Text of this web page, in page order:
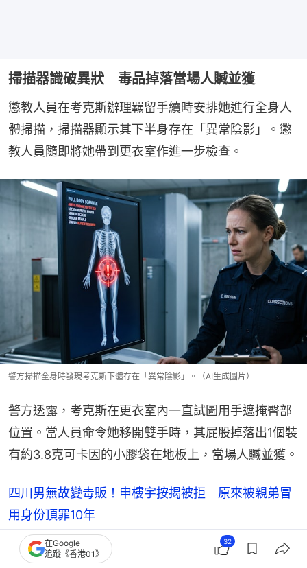
掃描器識破異狀 毒品掉落當場人贓並獲
懲教人員在考克斯辦理羈留手續時安排她進行全身人
體掃描，掃描器顯示其下半身存在「異常陰影」。懲
教人員隨即將她帶到更衣室作進一步檢查。
警方掃描全身時發現考克斯下體存在「異常陰影」。（AI生成圖片）
警方透露，考克斯在更衣室內一直試圖用手遮掩臀部
位置。當人員命令她移開雙手時，其屁股掉落出1個裝
有約3.8克可卡因的小膠袋在地板上，當場人贓並獲。
四川男無故變毒販！申樓宇按揭被拒 原來被親弟冒
用身份頂罪10年
在Google
追蹤《香港01》
32